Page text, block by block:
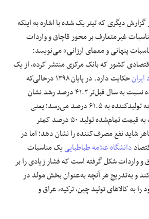
دیگری که تیتر یک شده با اشاره به اینکه
غیرمتعارف بر محور قاچاق و واردات
پنهانی و معمای ارزانی» می‌نویسد:
کشور که بانک مرکزی منتشر کرده، از یک
ایران
حکایت دارد. در پایان ۱۳۹۸ در‌حالی‌که
شاخص هزینه مصرف‌کننده نسبت به سال قبل‌تر ۴۱.۲ درصد رشد نشان
می‌دهد، رشد شاخص هزینه تولید‌کننده به ۶۱.۵ درصد می‌رسد؛ یعنی
مصرف‌کننده نهایی نسبت به قیمت تمام‌شده تولید ۵۰ درصد کمتر
شاید نفع مصرف‌کننده را نشان دهد؛ اما در
دانشگاه علامه طباطبایییک مناسبات
و واردات شکل گرفته است که فشار زیادی را بر
و به‌تدریج هر آنچه به‌عنوان بخش مولد در
به کالا‌های تولید چین، ترکیه، عراق و